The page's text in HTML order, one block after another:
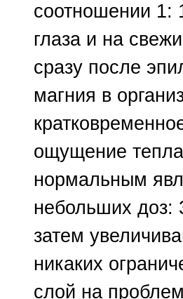
соотношении 1:
глаза и на
сразу после
магния в
ощущение
нормальным
небольших доз:
затем
никаких
слой на